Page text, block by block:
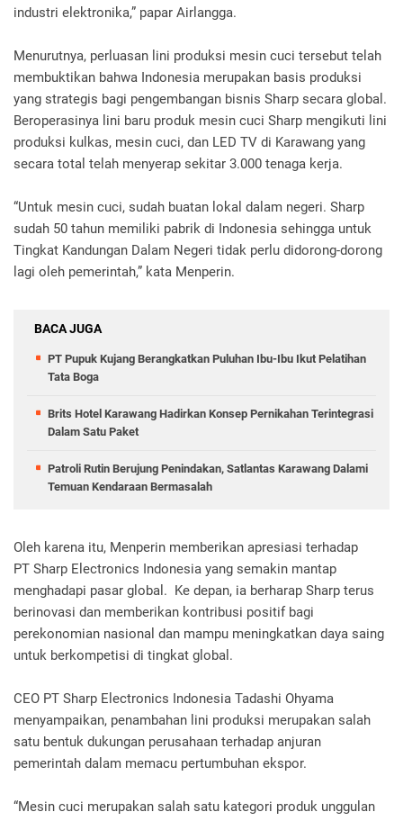
industri elektronika,” papar Airlangga.
Menurutnya, perluasan lini produksi mesin cuci tersebut telah
membuktikan bahwa Indonesia merupakan basis produksi
yang strategis bagi pengembangan bisnis Sharp secara global.
Beroperasinya lini baru produk mesin cuci Sharp mengikuti lini
produksi kulkas, mesin cuci, dan LED TV di Karawang yang
secara total telah menyerap sekitar 3.000 tenaga kerja.
“Untuk mesin cuci, sudah buatan lokal dalam negeri. Sharp
sudah 50 tahun memiliki pabrik di Indonesia sehingga untuk
Tingkat Kandungan Dalam Negeri tidak perlu didorong-dorong
lagi oleh pemerintah,” kata Menperin.
BACA JUGA
PT Pupuk Kujang Berangkatkan Puluhan Ibu-Ibu Ikut Pelatihan
Tata Boga
Brits Hotel Karawang Hadirkan Konsep Pernikahan Terintegrasi
Dalam Satu Paket
Patroli Rutin Berujung Penindakan, Satlantas Karawang Dalami
Temuan Kendaraan Bermasalah
Oleh karena itu, Menperin memberikan apresiasi terhadap
PT Sharp Electronics Indonesia yang semakin mantap
menghadapi pasar global. Ke depan, ia berharap Sharp terus
berinovasi dan memberikan kontribusi positif bagi
perekonomian nasional dan mampu meningkatkan daya saing
untuk berkompetisi di tingkat global.
CEO PT Sharp Electronics Indonesia Tadashi Ohyama
menyampaikan, penambahan lini produksi merupakan salah
satu bentuk dukungan perusahaan terhadap anjuran
pemerintah dalam memacu pertumbuhan ekspor.
“Mesin cuci merupakan salah satu kategori produk unggulan